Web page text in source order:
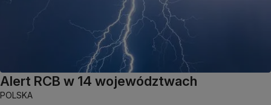
Alert RCB w 14 województwach
POLSKA